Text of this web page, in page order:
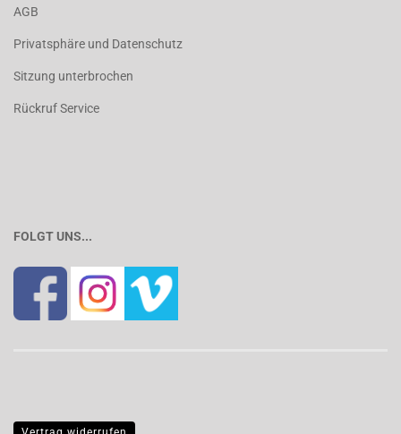
AGB
Privatsphäre und Datenschutz
Sitzung unterbrochen
Rückruf Service
FOLGT UNS...